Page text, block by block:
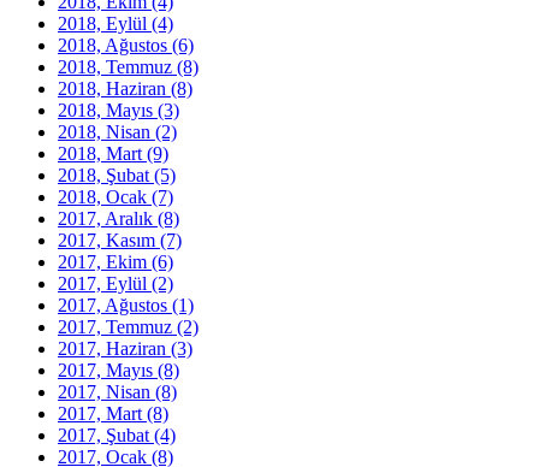
2018, Eylül (4)
2018, Ağustos (6)
2018, Temmuz (8)
2018, Haziran (8)
2018, Mayıs (3)
2018, Nisan (2)
2018, Mart (9)
2018, Şubat (5)
2018, Ocak (7)
2017, Aralık (8)
2017, Kasım (7)
2017, Ekim (6)
2017, Eylül (2)
2017, Ağustos (1)
2017, Temmuz (2)
2017, Haziran (3)
2017, Mayıs (8)
2017, Nisan (8)
2017, Mart (8)
2017, Şubat (4)
2017, Ocak (8)